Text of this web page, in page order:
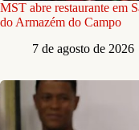
MST abre restaurante em
do Armazém do Campo
7 de agosto de 2026